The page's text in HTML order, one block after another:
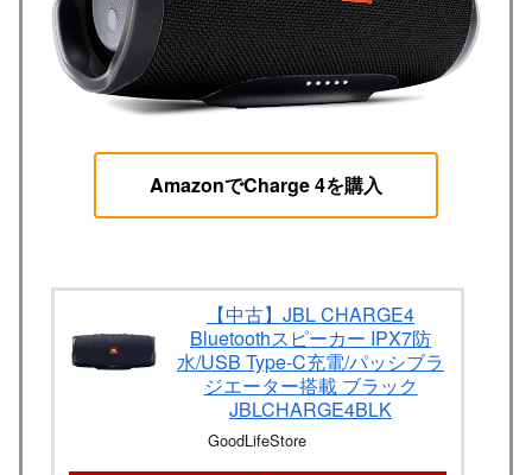
AmazonでCharge 4を購入
【中古】JBL CHARGE4
Bluetoothスピーカー IPX7防
水/USB Type-C充電/パッシブラ
ジエーター搭載 ブラック
JBLCHARGE4BLK
GoodLifeStore